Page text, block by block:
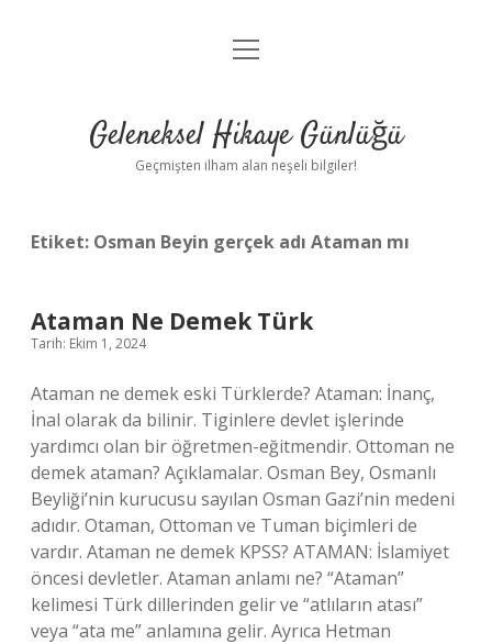
Anasayfa
Yasal Uyarı
menüyü
Geleneksel Hikaye Günlüğü
Geçmişten ilham alan neşeli bilgiler!
Etiket: Osman Beyin gerçek adı Ataman mı
Ataman Ne Demek Türk
Tarih: Ekim 1, 2024
Ataman ne demek eski Türklerde? Ataman: İnanç,
İnal olarak da bilinir. Tiginlere devlet işlerinde
yardımcı olan bir öğretmen-eğitmendir. Ottoman ne
demek ataman? Açıklamalar. Osman Bey, Osmanlı
Beyliği’nin kurucusu sayılan Osman Gazi’nin medeni
adıdır. Otaman, Ottoman ve Tuman biçimleri de
vardır. Ataman ne demek KPSS? ATAMAN: İslamiyet
öncesi devletler. Ataman anlamı ne? “Ataman”
kelimesi Türk dillerinden gelir ve “atlıların atası”
veya “ata me” anlamına gelir. Ayrıca Hetman